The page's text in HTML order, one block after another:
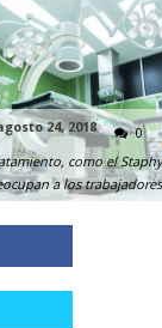
24, 2018
0
como el
a los